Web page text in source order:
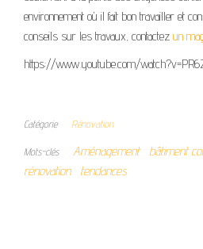
environnement où il fait bon travailler et
conseils sur les travaux, contactez un
https://www.youtube.com/
Catégorie Rénovation
Mots-clés Aménagement bâtiment
rénovation
tendances